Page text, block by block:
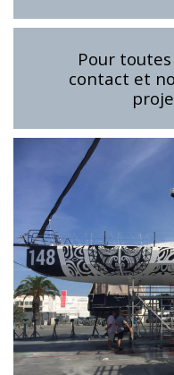
Pour
contact et